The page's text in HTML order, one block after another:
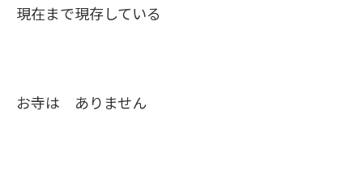
現在まで現存している
お寺は ありません